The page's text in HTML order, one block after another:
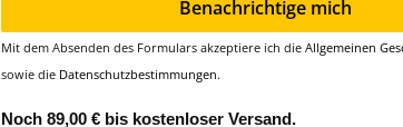
Benachrichtige mich
Mit dem Absenden des Formulars akzeptiere ich die Allgemeinen
sowie die Datenschutzbestimmungen.
Noch 89,00 €bis kostenloser Versand.